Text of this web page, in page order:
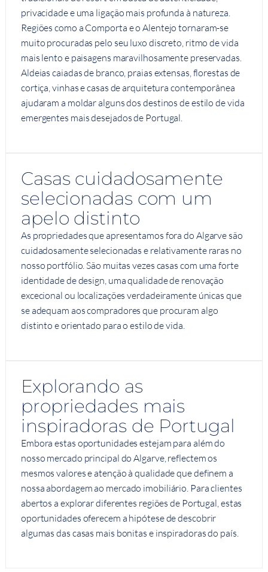
privacidade e uma ligação mais profunda à natureza.
Regiões como a Comporta e o Alentejo tornaram-se
muito procuradas pelo seu luxo discreto, ritmo de vida
mais lento e paisagens maravilhosamente preservadas.
Aldeias caiadas de branco, praias extensas, florestas de
cortiça, vinhas e casas de arquitetura contemporânea
ajudaram a moldar alguns dos destinos de estilo de vida
emergentes mais desejados de Portugal.
Casas cuidadosamente
selecionadas com um
apelo distinto
As propriedades que apresentamos fora do Algarve são
cuidadosamente selecionadas e relativamente raras no
nosso portfólio. São muitas vezes casas com uma forte
identidade de design, uma qualidade de renovação
excecional ou localizações verdadeiramente únicas que
se adequam aos compradores que procuram algo
distinto e orientado para o estilo de vida.
Explorando as
propriedades mais
inspiradoras de Portugal
Embora estas oportunidades estejam para além do
nosso mercado principal do Algarve, reflectem os
mesmos valores e atenção à qualidade que definem a
nossa abordagem ao mercado imobiliário. Para clientes
abertos a explorar diferentes regiões de Portugal, estas
oportunidades oferecem a hipótese de descobrir
algumas das casas mais bonitas e inspiradoras do país.